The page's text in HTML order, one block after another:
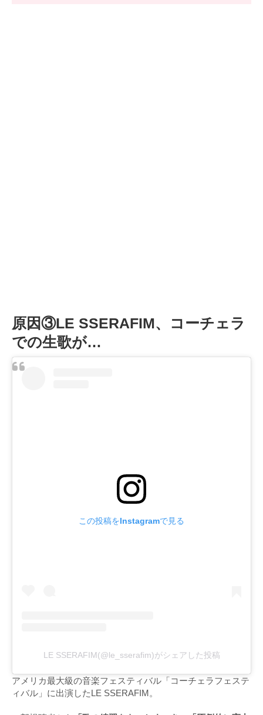
原因③LE SSERAFIM、コーチェラ
での生歌が…
この投稿をInstagramで見る
LE SSERAFIM(@le_sserafim)がシェアした投稿
アメリカ最大級の音楽フェスティバル「コーチェラフェステ
ィバル」に出演したLE SSERAFIM。